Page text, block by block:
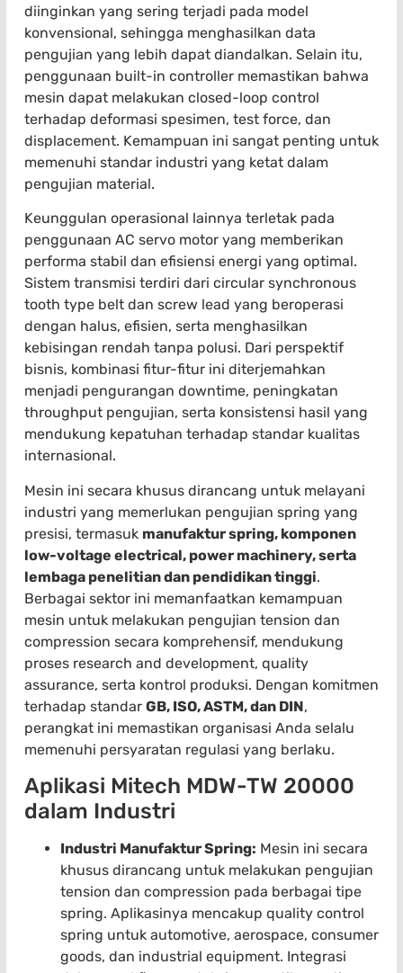
diinginkan yang sering terjadi pada model
konvensional, sehingga menghasilkan data
pengujian yang lebih dapat diandalkan. Selain itu,
penggunaan built-in controller memastikan bahwa
mesin dapat melakukan closed-loop control
terhadap deformasi spesimen, test force, dan
displacement. Kemampuan ini sangat penting untuk
memenuhi standar industri yang ketat dalam
pengujian material.
Keunggulan operasional lainnya terletak pada
penggunaan AC servo motor yang memberikan
performa stabil dan efisiensi energi yang optimal.
Sistem transmisi terdiri dari circular synchronous
tooth type belt dan screw lead yang beroperasi
dengan halus, efisien, serta menghasilkan
kebisingan rendah tanpa polusi. Dari perspektif
bisnis, kombinasi fitur-fitur ini diterjemahkan
menjadi pengurangan downtime, peningkatan
throughput pengujian, serta konsistensi hasil yang
mendukung kepatuhan terhadap standar kualitas
internasional.
Mesin ini secara khusus dirancang untuk melayani
industri yang memerlukan pengujian spring yang
presisi, termasuk manufaktur spring, komponen
low-voltage electrical, power machinery, serta
lembaga penelitian dan pendidikan tinggi.
Berbagai sektor ini memanfaatkan kemampuan
mesin untuk melakukan pengujian tension dan
compression secara komprehensif, mendukung
proses research and development, quality
assurance, serta kontrol produksi. Dengan komitmen
terhadap standar GB, ISO, ASTM, dan DIN,
perangkat ini memastikan organisasi Anda selalu
memenuhi persyaratan regulasi yang berlaku.
Aplikasi Mitech MDW-TW 20000
dalam Industri
Industri Manufaktur Spring: Mesin ini secara
khusus dirancang untuk melakukan pengujian
tension dan compression pada berbagai tipe
spring. Aplikasinya mencakup quality control
spring untuk automotive, aerospace, consumer
goods, dan industrial equipment. Integrasi